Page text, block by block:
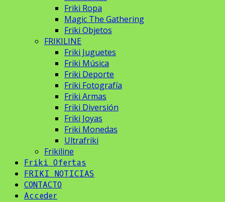
Friki Ropa
Magic The Gathering
Friki Objetos
FRIKILINE
Friki Juguetes
Friki Música
Friki Deporte
Friki Fotografía
Friki Armas
Friki Diversión
Friki Joyas
Friki Monedas
Ultrafriki
Frikiline
Friki Ofertas
FRIKI NOTICIAS
CONTACTO
Acceder